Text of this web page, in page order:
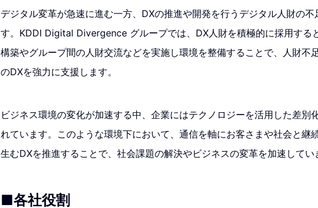
デジタル変革が急速に進む一方、DXの推進や開発を行うデジタル人財の不
す。KDDI Digital Divergence グループでは、DX人財を積極的に採用する
構築やグループ間の人財交流などを実施し環境を整備することで、人財不
のDXを強力に支援します。
ビジネス環境の変化が加速する中、企業にはテクノロジーを活用した差別
れています。このような環境下において、通信を軸にお客さまや社会と継
生むDXを推進することで、社会課題の解決やビジネスの変革を加速してい
■各社役割